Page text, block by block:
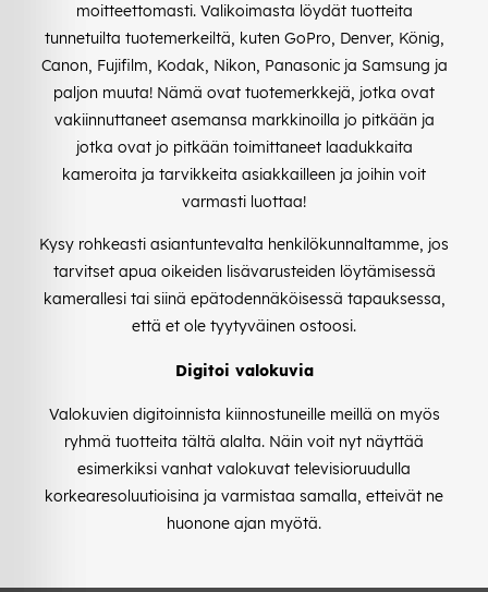
moitteettomasti. Valikoimasta löydät tuotteita
tunnetuilta tuotemerkeiltä, kuten GoPro, Denver, König,
Canon, Fujifilm, Kodak, Nikon, Panasonic ja Samsung ja
paljon muuta! Nämä ovat tuotemerkkejä, jotka ovat
vakiinnuttaneet asemansa markkinoilla jo pitkään ja
jotka ovat jo pitkään toimittaneet laadukkaita
kameroita ja tarvikkeita asiakkailleen ja joihin voit
varmasti luottaa!
Kysy rohkeasti asiantuntevalta henkilökunnaltamme, jos
tarvitset apua oikeiden lisävarusteiden löytämisessä
kamerallesi tai siinä epätodennäköisessä tapauksessa,
että et ole tyytyväinen ostoosi.
Digitoi valokuvia
Valokuvien digitoinnista kiinnostuneille meillä on myös
ryhmä tuotteita tältä alalta. Näin voit nyt näyttää
esimerkiksi vanhat valokuvat televisioruudulla
korkearesoluutioisina ja varmistaa samalla, etteivät ne
huonone ajan myötä.